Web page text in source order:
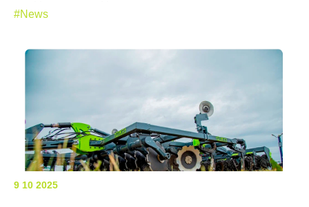
#News
9 10 2025